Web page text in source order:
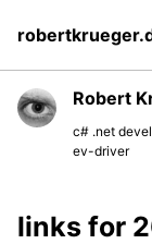
primary
navigation
content
footer
Robert
c# .net
ev-driver
links for